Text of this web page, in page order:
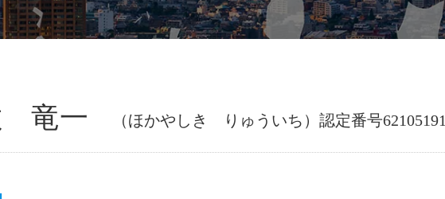
竜一 （ほかやしき りゅういち）認定番号62105191